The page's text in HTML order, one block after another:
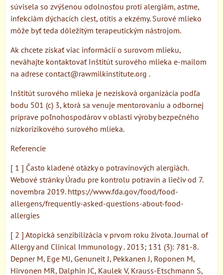
súvisela so zvýšenou odolnosťou proti alergiám, astme,
infekciám dýchacích ciest, otitis a ekzémy. Surové mlieko
môže byť teda dôležitým terapeutickým nástrojom.
Ak chcete získať viac informácií o surovom mlieku,
neváhajte kontaktovať Inštitút surového mlieka e-mailom
na adrese contact@rawmilkinstitute.org .
Inštitút surového mlieka je nezisková organizácia podľa
bodu 501 (c) 3, ktorá sa venuje mentorovaniu a odbornej
príprave poľnohospodárov v oblasti výroby bezpečného
nízkorizikového surového mlieka.
Referencie
[ 1 ] Často kladené otázky o potravinových alergiách.
Webové stránky Úradu pre kontrolu potravín a liečiv od 7.
novembra 2019. https://www.fda.gov/food/food-
allergens/frequently-asked-questions-about-food-
allergies
[ 2 ] Atopická senzibilizácia v prvom roku života. Journal of
Allergy and Clinical Immunology . 2013; 131 (3): 781-8.
Depner M, Ege MJ, Genuneit J, Pekkanen J, Roponen M,
Hirvonen MR, Dalphin JC, Kaulek V, Krauss-Etschmann S,